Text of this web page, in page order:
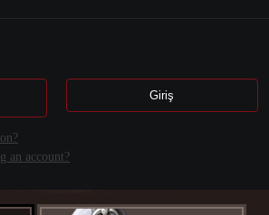
Giriş
an account?